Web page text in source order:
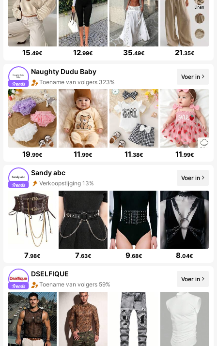
15.49€ 12.99€ 35.49€ 21.35€
Naughty Dudu Baby
Toename van volgers 323%
Voer in
19.99€ 11.99€ 11.38€ 11.99€
Sandy abc
Verkoopstijging 13%
Voer in
7.98€ 7.63€ 9.68€ 8.04€
DSELFIQUE
Toename van volgers 59%
Voer in